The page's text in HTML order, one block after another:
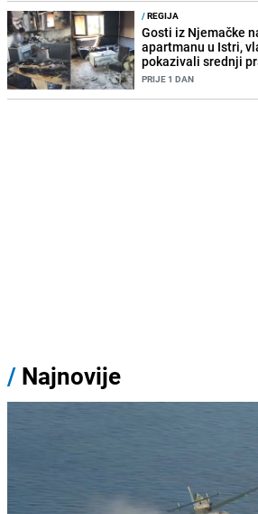
/REGIJA
Gosti iz Njemačke
apartmanu u Istri,
pokazivali srednji
PRIJE 1 DAN
/ Najnovije